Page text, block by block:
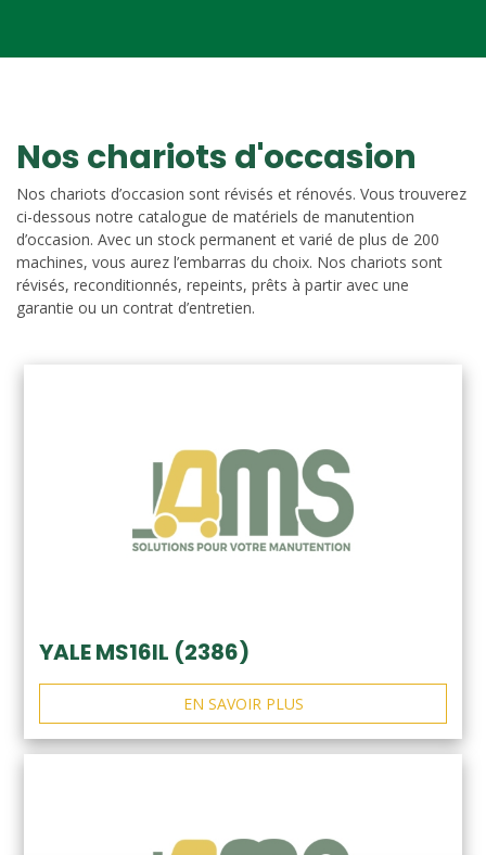
Nos chariots d'occasion
Nos chariots d’occasion sont révisés et rénovés. Vous trouverez
ci-dessous notre catalogue de matériels de manutention
d’occasion. Avec un stock permanent et varié de plus de 200
machines, vous aurez l’embarras du choix. Nos chariots sont
révisés, reconditionnés, repeints, prêts à partir avec une
garantie ou un contrat d’entretien.
YALE MS16IL (2386)
EN SAVOIR PLUS